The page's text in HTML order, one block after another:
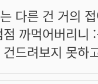
다른 건 거의
점 까먹어버리니
드려보지 못하